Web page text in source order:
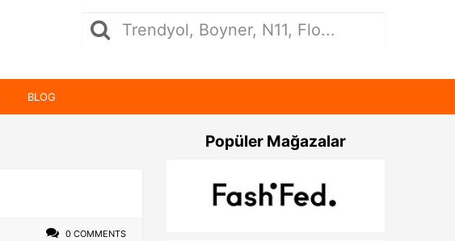
BLOG
0 COMMENTS
Popüler Mağazalar